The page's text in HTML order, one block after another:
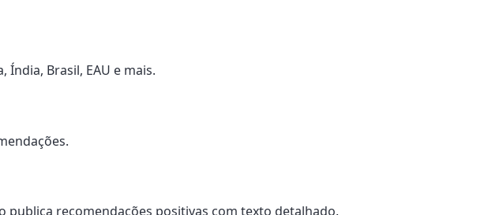
Índia, Brasil, EAU e mais.
publica recomendações positivas com texto detalhado.